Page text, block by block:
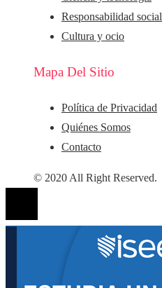
Responsabilidad social
Cultura y ocio
Mapa Del Sitio
Política de Privacidad
Quiénes Somos
Contacto
© 2020 All Right Reserved.